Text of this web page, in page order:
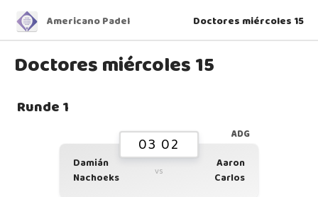
Americano Padel Doctores miércoles 15
Doctores miércoles 15
Runde 1
ADG
03 02
Damián
Nachoeks
vs
Aaron
Carlos